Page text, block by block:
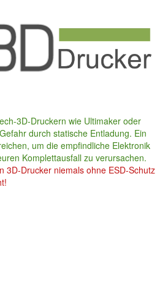
3D-Druckern wie Ultimaker oder
durch statische Entladung. Ein
um die empfindliche Elektronik
Komplettausfall zu verursachen.
3D-Drucker niemals ohne ESD-Schutz